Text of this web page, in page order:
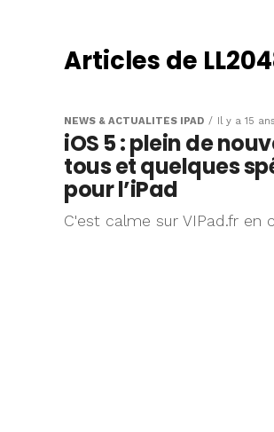
Articles de
NEWS & ACTUALITÉS IPAD Il y a 15 ans
iOS 5 : plein de
tous et quelques
pour l’iPad
C'est calme sur VIPad.fr en